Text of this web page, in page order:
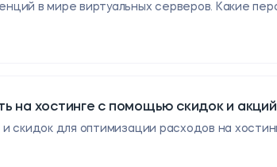
на хостинге с помощью скидок и акций
скидок для оптимизации расходов на
в мире виртуальных серверов. Какие